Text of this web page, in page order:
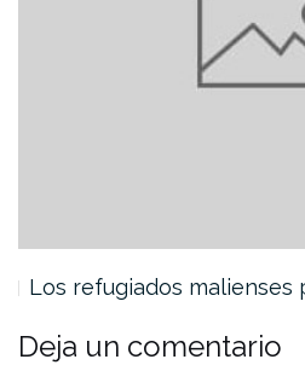
Los refugiados malienses
Deja un comentario